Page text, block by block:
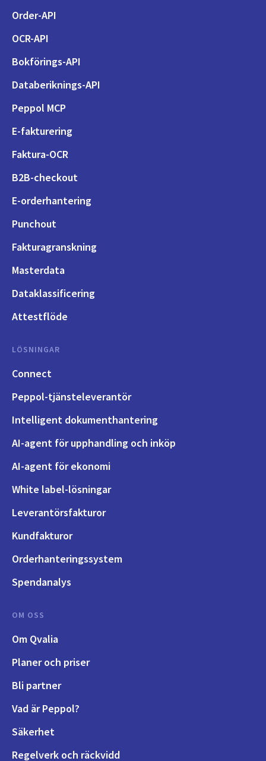
Order-API
OCR-API
Bokförings-API
Databeriknings-API
Peppol MCP
E-fakturering
Faktura-OCR
B2B-checkout
E-orderhantering
Punchout
Fakturagranskning
Masterdata
Dataklassificering
Attestflöde
LÖSNINGAR
Connect
Peppol-tjänsteleverantör
Intelligent dokumenthantering
AI-agent för upphandling och inköp
AI-agent för ekonomi
White label-lösningar
Leverantörsfakturor
Kundfakturor
Orderhanteringssystem
Spendanalys
OM OSS
Om Qvalia
Planer och priser
Bli partner
Vad är Peppol?
Säkerhet
Regelverk och räckvidd